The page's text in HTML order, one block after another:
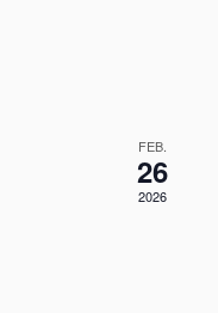
FEB.
26
2026